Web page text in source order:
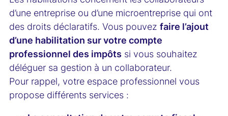
d’une entreprise ou d’une microentreprise qui ont
des droits déclaratifs. Vous pouvez faire l’ajout
d’une habilitation sur votre compte
professionnel des impôts si vous souhaitez
déléguer sa gestion à un collaborateur.
Pour rappel, votre espace professionnel vous
propose différents services :